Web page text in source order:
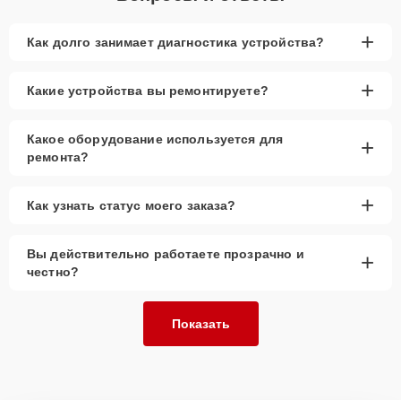
Как долго занимает диагностика устройства? +
Какие устройства вы ремонтируете? +
Какое оборудование используется для
ремонта?
+
Как узнать статус моего заказа? +
Вы действительно работаете прозрачно и
честно?
+
Показать